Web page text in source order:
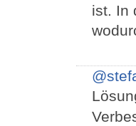
ist. In